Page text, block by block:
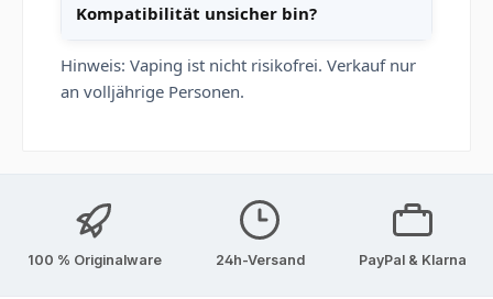
Kompatibilität unsicher bin?
Hinweis: Vaping ist nicht risikofrei. Verkauf nur
an volljährige Personen.
100 % Originalware 24h-Versand PayPal & Klarna